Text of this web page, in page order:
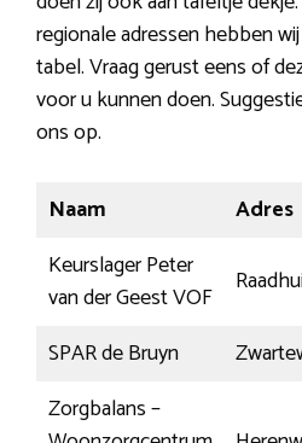
regionale adressen hebben
tabel. Vraag gerust eens of
voor u kunnen doen.
ons op.
Naam Adres
Keurslager Peter
van der Geest VOF
SPAR de Bruyn
Zorgbalans –